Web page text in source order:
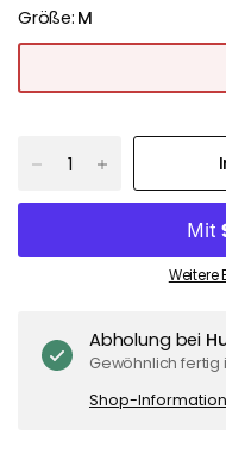
Größe: M
Weitere
Abholung bei
Gewöhnlich fertig
Shop-